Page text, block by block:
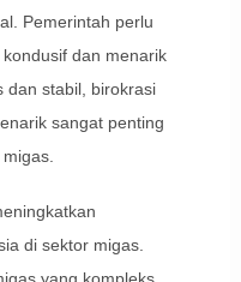
Pemerintah perlu
dan menarik
dan stabil, birokrasi
sangat penting
di sektor migas.
yang kompleks